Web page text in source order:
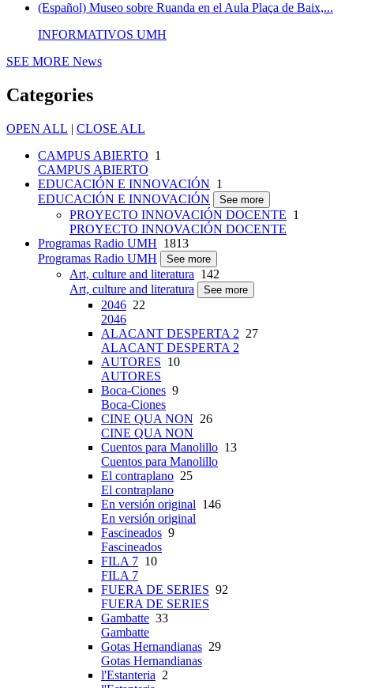
(Español) Museo sobre Ruanda en el Aula Plaça de Baix,...
INFORMATIVOS UMH
SEE MORE News
Categories
OPEN ALL | CLOSE ALL
CAMPUS ABIERTO 1
CAMPUS ABIERTO
EDUCACIÓN E INNOVACIÓN 1
EDUCACIÓN E INNOVACIÓN
See more
PROYECTO INNOVACIÓN DOCENTE 1
PROYECTO INNOVACIÓN DOCENTE
Programas Radio UMH 1813
Programas Radio UMH
See more
Art, culture and literatura 142
Art, culture and literatura
See more
2046 22
2046
ALACANT DESPERTA 2 27
ALACANT DESPERTA 2
AUTORES 10
AUTORES
Boca-Ciones 9
Boca-Ciones
CINE QUA NON 26
CINE QUA NON
Cuentos para Manolillo 13
Cuentos para Manolillo
El contraplano 25
El contraplano
En versión original 146
En versión original
Fascineados 9
Fascineados
FILA 7 10
FILA 7
FUERA DE SERIES 92
FUERA DE SERIES
Gambatte 33
Gambatte
Gotas Hernandianas 29
Gotas Hernandianas
l'Estanteria 2